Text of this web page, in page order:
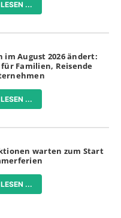
...
im August 2026 ändert:
Familien, Reisende
...
warten zum Start
...